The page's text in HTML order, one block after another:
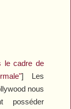
le cadre de
] Les
nous
posséder